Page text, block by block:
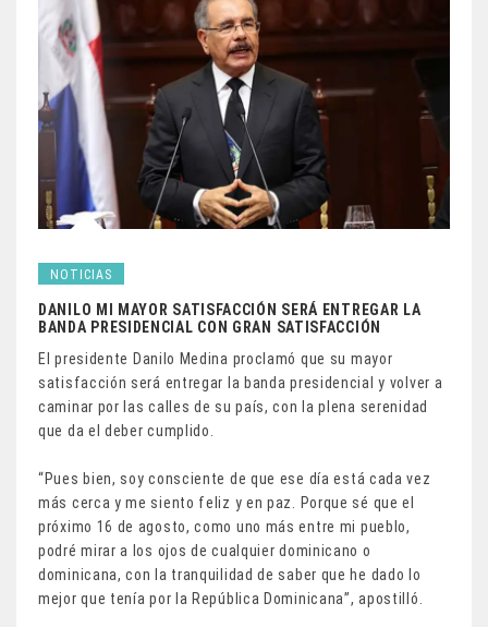
NOTICIAS
DANILO MI MAYOR SATISFACCIÓN SERÁ ENTREGAR LA
BANDA PRESIDENCIAL CON GRAN SATISFACCIÓN
El presidente Danilo Medina proclamó que su mayor
satisfacción será entregar la banda presidencial y volver a
caminar por las calles de su país, con la plena serenidad
que da el deber cumplido.
“Pues bien, soy consciente de que ese día está cada vez
más cerca y me siento feliz y en paz. Porque sé que el
próximo 16 de agosto, como uno más entre mi pueblo,
podré mirar a los ojos de cualquier dominicano o
dominicana, con la tranquilidad de saber que he dado lo
mejor que tenía por la República Dominicana”, apostilló.